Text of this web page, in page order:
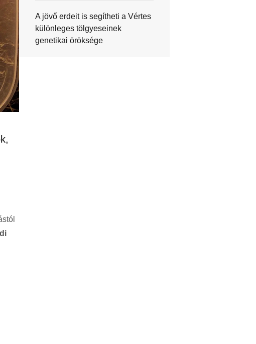
A jövő erdeit is segítheti a Vértes
különleges tölgyeseinek
genetikai öröksége